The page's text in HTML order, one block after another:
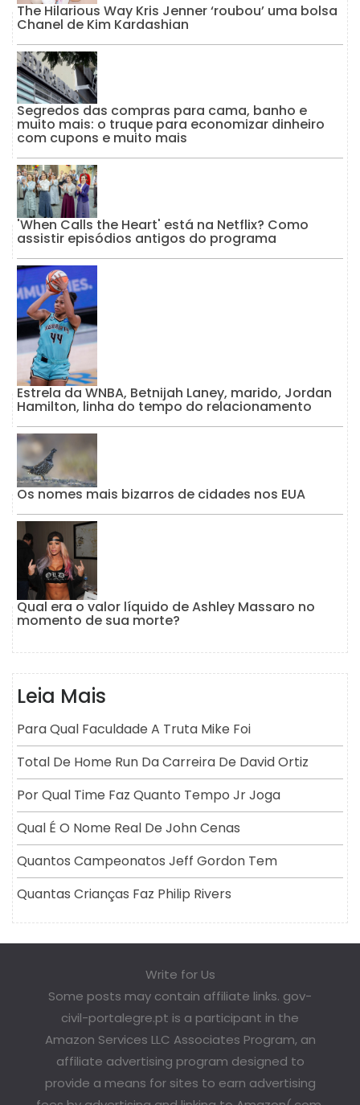
The Hilarious Way Kris Jenner ‘roubou’ uma bolsa
Chanel de Kim Kardashian
Segredos das compras para cama, banho e
muito mais: o truque para economizar dinheiro
com cupons e muito mais
'When Calls the Heart' está na Netflix? Como
assistir episódios antigos do programa
Estrela da WNBA, Betnijah Laney, marido, Jordan
Hamilton, linha do tempo do relacionamento
Os nomes mais bizarros de cidades nos EUA
Qual era o valor líquido de Ashley Massaro no
momento de sua morte?
Leia Mais
Para Qual Faculdade A Truta Mike Foi
Total De Home Run Da Carreira De David Ortiz
Por Qual Time Faz Quanto Tempo Jr Joga
Qual É O Nome Real De John Cenas
Quantos Campeonatos Jeff Gordon Tem
Quantas Crianças Faz Philip Rivers
Write for Us
Some posts may contain affiliate links. gov-
civil-portalegre.pt is a participant in the
Amazon Services LLC Associates Program, an
affiliate advertising program designed to
provide a means for sites to earn advertising